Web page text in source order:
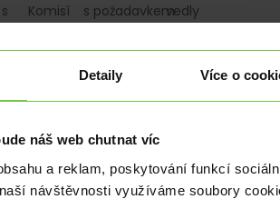
Detaily Více o
náš web chutnat víc
a reklam, poskytování funkcí
návštěvnosti využíváme soubory
s Komisí
papíry
(SEC) ještě…
s požadavkem
investici
1 milionu
dolarů do
nebo
Tetheru.
I když je…
vedly
prolomení.